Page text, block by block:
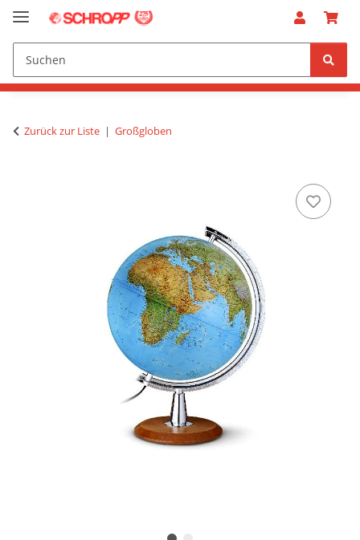
Zurück zur Liste Großgloben